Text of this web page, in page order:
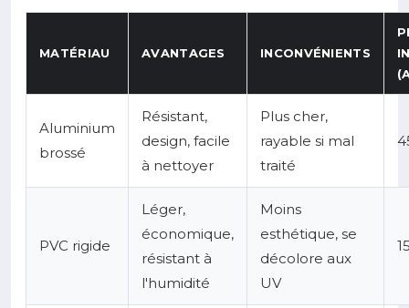
MATÉRIAU AVANTAGES INCONVÉNIENTS
Aluminium
brossé
Résistant,
design, facile
à nettoyer
Plus cher,
rayable si mal
traité
PVC rigide
Léger,
économique,
résistant à
l'humidité
Moins
esthétique, se
décolore aux
UV